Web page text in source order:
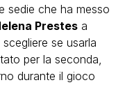
sedie che ha messo
Prestes a
se usarla
per la seconda,
durante il gioco